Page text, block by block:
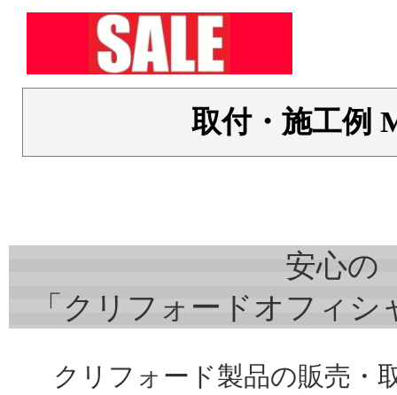
取付・施工例
安心の
「クリフォードオフィ
クリフォード製品の販売・